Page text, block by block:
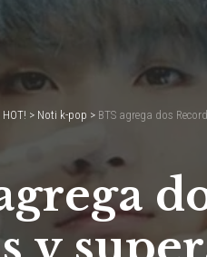
> Noti k-pop > BTS agrega dos